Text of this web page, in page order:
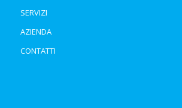
SERVIZI
AZIENDA
CONTATTI